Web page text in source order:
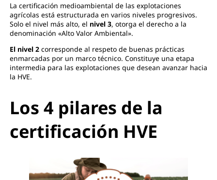
La certificación medioambiental de las explotaciones
agrícolas está estructurada en varios niveles progresivos.
Solo el nivel más alto, el nivel 3, otorga el derecho a la
denominación «Alto Valor Ambiental».
El nivel 2 corresponde al respeto de buenas prácticas
enmarcadas por un marco técnico. Constituye una etapa
intermedia para las explotaciones que desean avanzar hacia
la HVE.
Los 4 pilares de la
certificación HVE